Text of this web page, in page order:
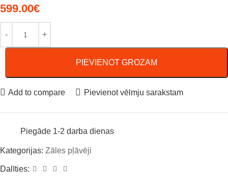
599.00€
PIEVIENOT GROZAM
Add to compare Pievienot vēlmju sarakstam
Piegāde 1-2 darba dienas
Kategorijas: Zāles pļāvēji
Dalīties: